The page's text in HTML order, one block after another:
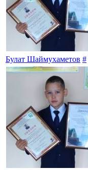
Булат Шаймухаметов #